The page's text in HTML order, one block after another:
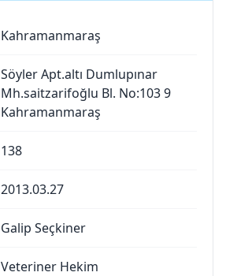
Kahramanmaraş
Söyler Apt.altı Dumlupınar
Mh.saitzarifoğlu Bl. No:103 9
Kahramanmaraş
138
2013.03.27
Galip Seçkiner
Veteriner Hekim